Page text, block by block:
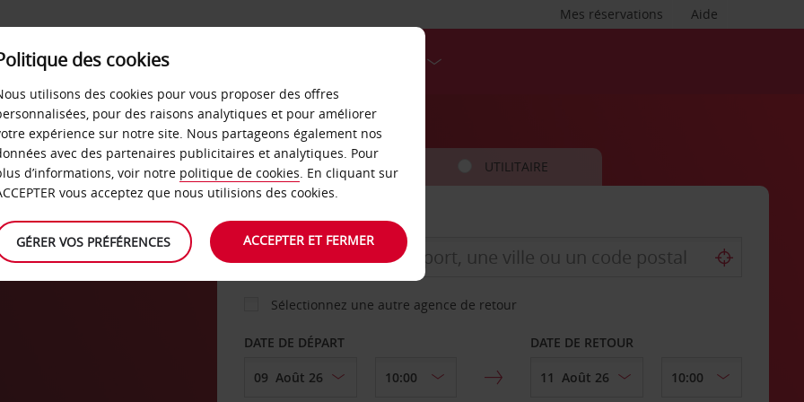
Aide
Mes réservations
LIBRE-SERVICE
VOITURE UTILITAIRE
AGENCE DE DÉPART
Sélectionnez une autre agence de retour
DATE DE DÉPART DATE DE RETOUR
des cookies
utilisons des cookies pour vous proposer des offres
pour des raisons analytiques et pour améliorer
expérience sur notre site. Nous partageons également nos
avec des partenaires publicitaires et analytiques. Pour
d’informations, voir notre politique de cookies. En cliquant sur
vous acceptez que nous utilisions des cookies.
GÉRER VOS PRÉFÉRENCES ACCEPTER ET FERMER